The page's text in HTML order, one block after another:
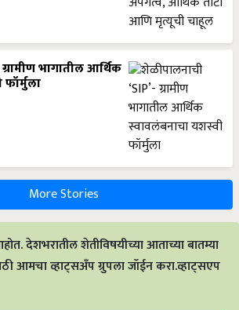
भागातील आर्थिक
More Stories
देशभरातील शेतीविषयीच्या आताच्या बातम्या
आमचा व्हाट्सअँप ग्रुपला जॉईन करा.व्हाट्सएप